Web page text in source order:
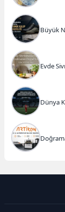
Büyük
Evde
Dünya